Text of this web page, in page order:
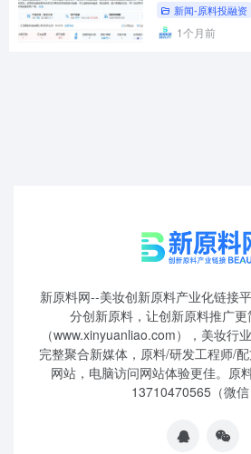
新闻-原料投融资
1个月前
新原料网--美妆创新原料产业化链接
分创新原料，让创新原料推广
（www.xinyuanliao.com），美妆行
完整聚合新媒体，原料/研发工程师/
网站，电脑访问网站体验更佳。原
13710470565（微信